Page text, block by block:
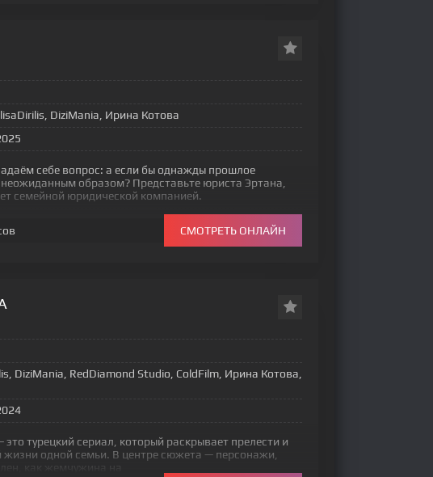
DiziMania, Ирина Котова
себе вопрос: а если бы однажды прошлое
образом? Представьте юриста Эртана,
семейной юридической компанией.
СМОТРЕТЬ ОНЛАЙН
DiziMania, RedDiamond Studio, ColdFilm, Ирина Котова,
это турецкий сериал, который раскрывает прелести и
жизни одной семьи. В центре сюжета — персонажи,
как жемчужина на